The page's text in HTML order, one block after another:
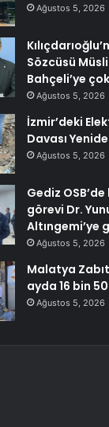
Ağustos 5, 2026
Sözcüsü
Bahçeli’ye çok
Ağustos 5, 2026
İzmir’deki
Davası
Ağustos 5, 2026
Gediz
görevi Dr.
Altıngemi’ye
Ağustos 5, 2026
Malatya
ayda 16 bin
Ağustos 5, 2026